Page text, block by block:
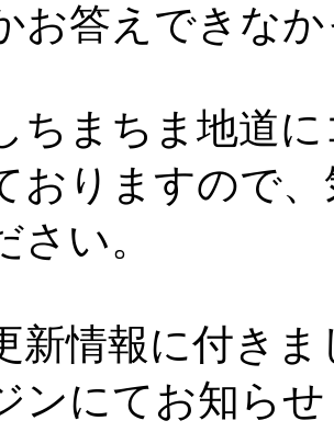
お答えできな
まちま地道に
おりますので
さい。
情報に付きま
ンにてお知ら